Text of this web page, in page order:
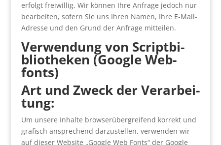
erfolgt frei­wil­lig. Wir kön­nen Ihre Anfra­ge jedoch nur
bear­bei­ten, sofern Sie uns Ihren Namen, Ihre E‑Mail-
Adres­se und den Grund der Anfra­ge mit­tei­len.
Ver­wen­dung von Script­bi­
blio­the­ken (Goog­le Web­
fonts)
Art und Zweck der Ver­ar­bei­
tung:
Um unse­re Inhal­te brow­se­r­ü­ber­grei­fend kor­rekt und
gra­fisch anspre­chend dar­zu­stel­len, ver­wen­den wir
auf die­ser Web­site „Goog­le Web Fonts“ der Goog­le